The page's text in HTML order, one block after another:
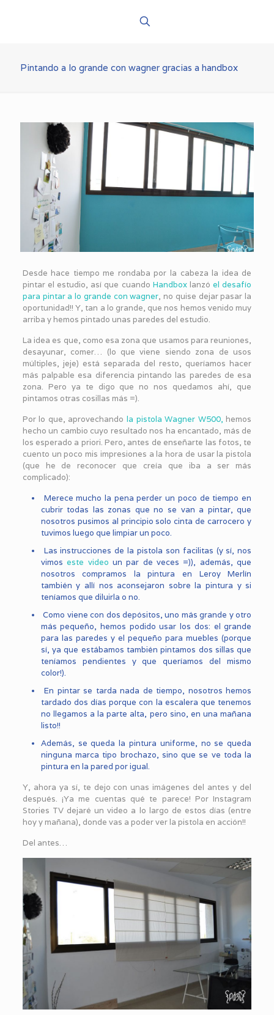
Pintando a lo grande con wagner gracias a handbox
Desde hace tiempo me rondaba por la cabeza la idea de
pintar el estudio, así que cuando Handboxlanzóel desafío
para pintar a lo grande con wagner, no quise dejar pasar la
oportunidad!! Y, tan a lo grande, que nos hemos venido muy
arriba y hemos pintado unas paredes del estudio.
La idea es que, como esa zona que usamos para reuniones,
desayunar, comer… (lo que viene siendo zona de usos
múltiples, jeje) está separada del resto, queríamos hacer
más palpable esa diferencia pintando las paredes de esa
zona. Pero ya te digo que no nos quedamos ahí, que
pintamos otras cosillas más =).
Por lo que, aprovechando la pistola Wagner W500, hemos
hecho un cambio cuyo resultado nos ha encantado, más de
los esperado a priori. Pero, antes de enseñarte las fotos, te
cuento un poco mis impresiones a la hora de usar la pistola
(que he de reconocer que creía que iba a ser más
complicado):
Merece mucho la pena perder un poco de tiempo en
cubrir todas las zonas que no se van a pintar, que
nosotros pusimos al principio solo cinta de carrocero y
tuvimos luego que limpiar un poco.
Las instrucciones de la pistola son facilitas (y sí, nos
vimoseste video un par de veces =)), además, que
nosotros compramos la pintura en Leroy Merlín
también y allí nos aconsejaron sobre la pintura y si
teníamos que diluirla o no.
Como viene con dos depósitos, uno más grande y otro
más pequeño, hemos podido usar los dos: el grande
para las paredes y el pequeño para muebles (porque
sí, ya que estábamos también pintamos dos sillas que
teníamos pendientes y que queríamos del mismo
color!).
En pintar se tarda nada de tiempo, nosotros hemos
tardado dos días porque con la escalera que tenemos
no llegamos a la parte alta, pero sino, en una mañana
listo!!
Además, se queda la pintura uniforme, no se queda
ninguna marca tipo brochazo, sino que se ve toda la
pintura en la pared por igual.
Y, ahora ya sí, te dejo con unas imágenes del antes y del
después. ¡Ya me cuentas qué te parece! Por Instagram
Stories TV dejaré un video a lo largo de estos días (entre
hoy y mañana), donde vas a poder ver la pistola en acción!!
Del antes…